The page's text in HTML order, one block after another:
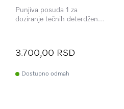
0011
Punjiva posuda 1 za
doziranje tečnih deterdženta
3.700,00 RSD
Dostupno odmah